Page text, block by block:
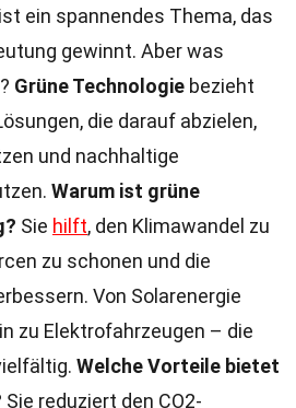
ist ein spannendes Thema, das
gewinnt. Aber was
Grüne Technologie bezieht
die darauf abzielen,
und nachhaltige
Warum ist grüne
Sie hilft, den Klimawandel zu
zu schonen und die
Von Solarenergie
zu Elektrofahrzeugen – die
Welche Vorteile bietet
Sie reduziert den CO2-